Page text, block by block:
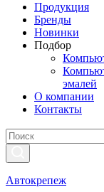
Продукция
Бренды
Новинки
Подбор
эмалей
О компании
Контакты
Автокрепеж